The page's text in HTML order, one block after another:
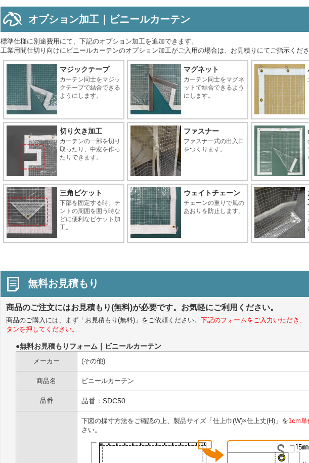
オプション加工｜ビニールカーテン
標準仕様に別途費用にて、下記のオプション加工を追加できます。
工業用間仕切り向けにビニールカーテンのオプション加工がご入用の場合は、お見積りにてご指示くださ
マジックテープ
カーテン同士をマジッ
クテープで結合できる
ようにします。
マグネット
カーテン同士をマグネ
ットで結合できるよう
にします。
切り欠き加工
カーテンの一部を切り
取ったり、中窓を作っ
たりできます。
ファスナー
ファスナー式の出入口
をつくります。
三角ピケット
下部を固定する時、テ
ントの周囲を囲う時な
どに便利なピケット加
工。
ウェイトチェーン
チェーンの重りで風の
あおりを防止します。
無料お見積もり
商品のご注文にはお見積もり(無料)が必要です。お気軽にご利用ください。
商品のご購入には、まず「お見積もり(無料)」をご依頼ください。 下記のフォームをご入力いただき、
タンを押してください。
●無料お見積もりフォーム｜ビニールカーテン
メーカー (その他)
商品名 ビニールカーテン
品番 品番：SDC50
下図の採寸方法をご確認の上、製品サイズ「仕上巾(W)×仕上丈(H)」を1cm単
さい。